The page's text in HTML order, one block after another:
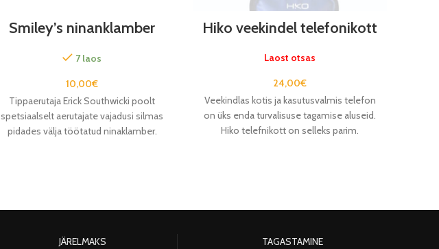
Smiley’s ninanklamber
10,00€
7 laos
Tippaerutaja Erick Southwicki poolt
spetsiaalselt aerutajate vajadusi silmas
pidades välja töötatud ninaklamber.
Hiko veekindel telefonikott
24,00€
Laost otsas
Veekindlas kotis ja kasutusvalmis telefon
on üks enda turvalisuse tagamise aluseid.
Hiko telefnikott on selleks parim.
JÄRELMAKS TAGASTAMINE